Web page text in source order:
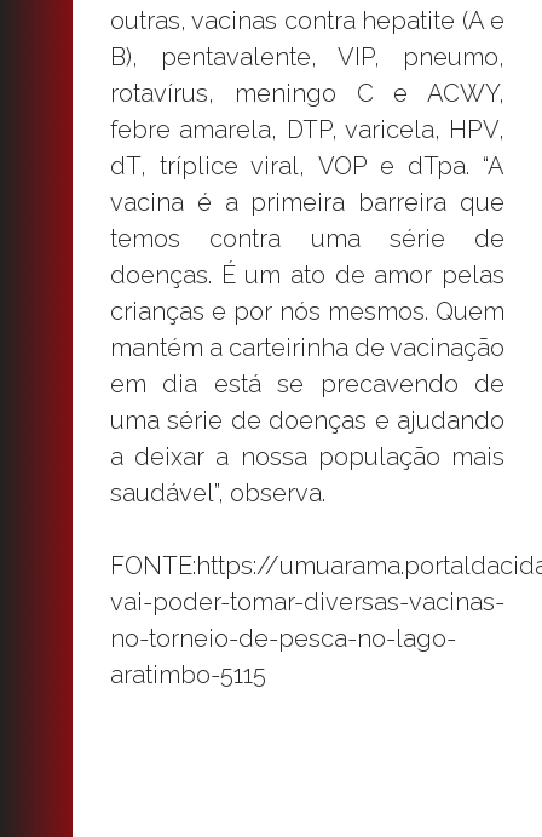
outras, vacinas contra hepatite (A e
B), pentavalente, VIP, pneumo,
rotavírus, meningo C e ACWY,
febre amarela, DTP, varicela, HPV,
dT, tríplice viral, VOP e dTpa. “A
vacina é a primeira barreira que
temos contra uma série de
doenças. É um ato de amor pelas
crianças e por nós mesmos. Quem
mantém a carteirinha de vacinação
em dia está se precavendo de
uma série de doenças e ajudando
a deixar a nossa população mais
saudável”, observa.
FONTE:https://
vai-poder-tomar-diversas-vacinas-
no-torneio-de-pesca-no-lago-
aratimbo-5115